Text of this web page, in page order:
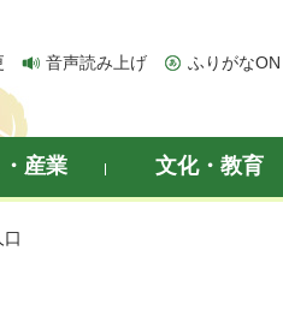
音声読み上げ ふりがなON
産業 文化・教育